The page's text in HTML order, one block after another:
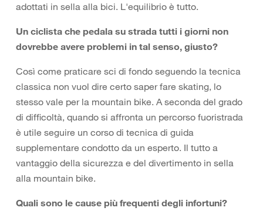
adottati in sella alla bici. L'equilibrio è tutto.
Un ciclista che pedala su strada tutti i giorni non
dovrebbe avere problemi in tal senso, giusto?
Così come praticare sci di fondo seguendo la tecnica
classica non vuol dire certo saper fare skating, lo
stesso vale per la mountain bike. A seconda del grado
di difficoltà, quando si affronta un percorso fuoristrada
è utile seguire un corso di tecnica di guida
supplementare condotto da un esperto. Il tutto a
vantaggio della sicurezza e del divertimento in sella
alla mountain bike.
Quali sono le cause più frequenti degli infortuni?